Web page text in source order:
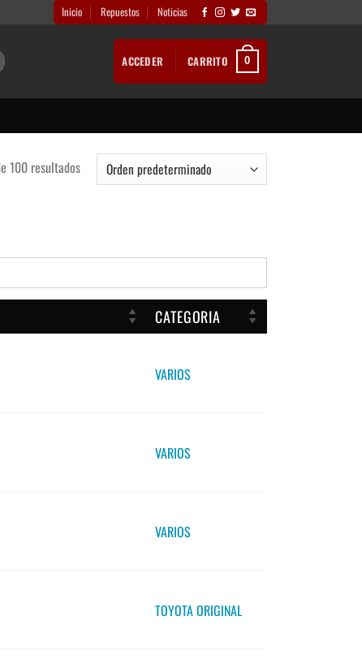
Inicio Repuestos Noticias
ACCEDER CARRITO 0
100 resultados
CATEGORIA
VARIOS
VARIOS
VARIOS
TOYOTA ORIGINAL